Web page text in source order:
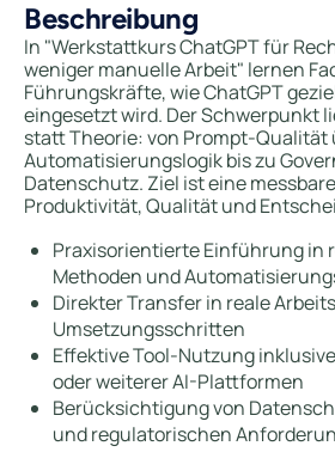
Beschreibung
In "Werkstattkurs ChatGPT für
weniger manuelle Arbeit" lernen
Führungskräfte, wie ChatGPT
eingesetzt wird. Der Schwerpunkt
statt Theorie: von Prompt-Qualität
Automatisierungslogik bis zu
Datenschutz. Ziel ist eine
Produktivität, Qualität und
Praxisorientierte Einführung in
Methoden und
Direkter Transfer in reale
Umsetzungsschritten
Effektive Tool-Nutzung
oder weiterer AI-Plattformen
Berücksichtigung von
und regulatorischen